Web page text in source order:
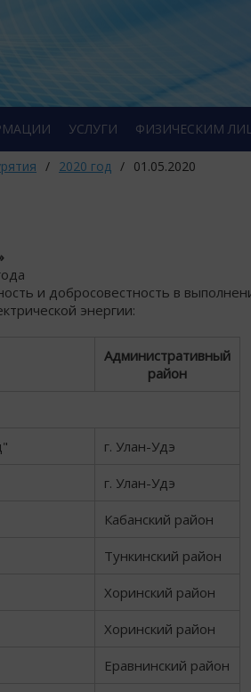
УСЛУГИ ФИЗИЧЕСКИМ
/ 2020 год / 01.05.2020
и добросовестность в
энергии:
Административный
район
г. Улан-Удэ
г. Улан-Удэ
Кабанский район
Тункинский район
Хоринский район
Хоринский район
Еравнинский район